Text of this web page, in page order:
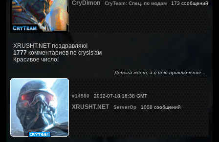
CryDimon CryTeam: Спец. по модам 173 сообщений
XRUSHT.NET поздравляю!
1777 комментариев по crysis'ам
Красивое число!
Дорога ждет, а с нею приключение...
#14580 2012-07-18 18:38 GMT
XRUSHT.NET ServerOp 1008 сообщений